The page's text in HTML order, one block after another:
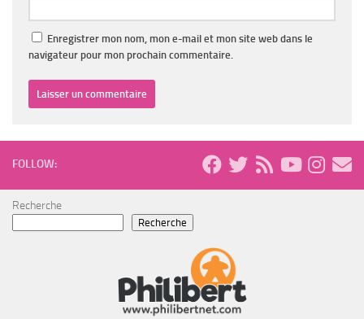
Enregistrer mon nom, mon e-mail et mon site web dans le
navigateur pour mon prochain commentaire.
FOLLOW:
Recherche
Recherche